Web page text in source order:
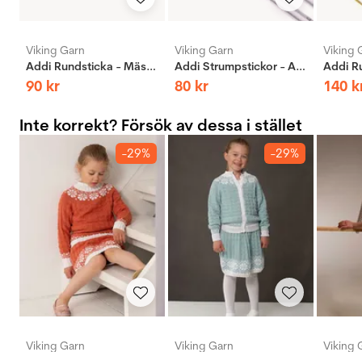
Viking Garn
Addi Rundsticka - Mässing
90 kr
Viking Garn
Addi Strumpstickor - Aluminium
80 kr
Viking
140
Inte korrekt? Försök av dessa i stället
-29%
Viking Garn
-29%
Viking Garn
Viking